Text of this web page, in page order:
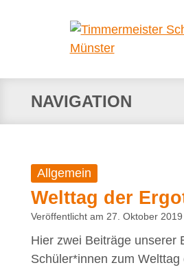
NAVIGATION
Allgemein
Welttag der
Veröffentlicht am 27. Oktober 2019
Hier zwei Beiträge unserer
Schüler*innen zum Welttag